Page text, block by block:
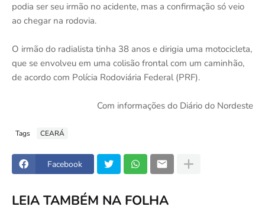
podia ser seu irmão no acidente, mas a confirmação só veio
ao chegar na rodovia.
O irmão do radialista tinha 38 anos e dirigia uma motocicleta,
que se envolveu em uma colisão frontal com um caminhão,
de acordo com Polícia Rodoviária Federal (PRF).
Com informações do Diário do Nordeste
Tags CEARÁ
Facebook
LEIA TAMBÉM NA FOLHA